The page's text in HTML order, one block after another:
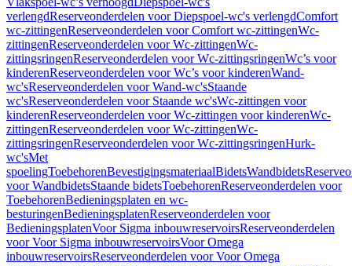
verlengdReserveonderdelen voor Diepspoel-wc's verlengdComfort
wc-zittingenReserveonderdelen voor Comfort wc-zittingenWc-
zittingenReserveonderdelen voor Wc-zittingenWc-
zittingsringenReserveonderdelen voor Wc-zittingsringenWc’s voor
kinderenReserveonderdelen voor Wc’s voor kinderenWand-
wc'sReserveonderdelen voor Wand-wc'sStaande
wc'sReserveonderdelen voor Staande wc'sWc-zittingen voor
kinderenReserveonderdelen voor Wc-zittingen voor kinderenWc-
zittingenReserveonderdelen voor Wc-zittingenWc-
zittingsringenReserveonderdelen voor Wc-zittingsringenHurk-
wc'sMet
spoelingToebehorenBevestigingsmateriaalBidetsWandbidets
voor WandbidetsStaande bidetsToebehorenReserveonderdelen voor
ToebehorenBedieningsplaten en wc-
besturingenBedieningsplatenReserveonderdelen voor
BedieningsplatenVoor Sigma inbouwreservoirsReserveonderdelen
voor Voor Sigma inbouwreservoirsVoor Omega
inbouwreservoirsReserveonderdelen voor Voor Omega